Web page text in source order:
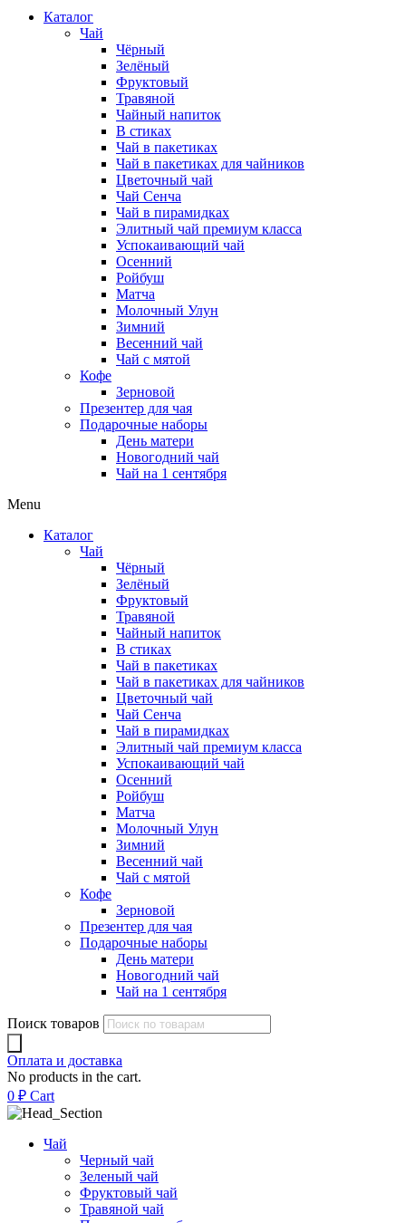
Каталог
Чай
Чёрный
Зелёный
Фруктовый
Травяной
Чайный напиток
В стиках
Чай в пакетиках
Чай в пакетиках для чайников
Цветочный чай
Чай Сенча
Чай в пирамидках
Элитный чай премиум класса
Успокаивающий чай
Осенний
Ройбуш
Матча
Молочный Улун
Зимний
Весенний чай
Чай с мятой
Кофе
Зерновой
Презентер для чая
Подарочные наборы
День матери
Новогодний чай
Чай на 1 сентября
Menu
Каталог
Чай
Чёрный
Зелёный
Фруктовый
Травяной
Чайный напиток
В стиках
Чай в пакетиках
Чай в пакетиках для чайников
Цветочный чай
Чай Сенча
Чай в пирамидках
Элитный чай премиум класса
Успокаивающий чай
Осенний
Ройбуш
Матча
Молочный Улун
Зимний
Весенний чай
Чай с мятой
Кофе
Зерновой
Презентер для чая
Подарочные наборы
День матери
Новогодний чай
Чай на 1 сентября
Поиск товаров
Оплата и доставка
No products in the cart.
0 ₽ Cart
Чай
Черный чай
Зеленый чай
Фруктовый чай
Травяной чай